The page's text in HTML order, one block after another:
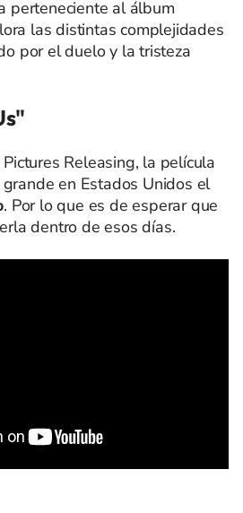
perteneciente al álbum
las distintas complejidades
por el duelo y la tristeza
Releasing, la película
en Estados Unidos el
. Por lo que es de esperar que
dentro de esos días.